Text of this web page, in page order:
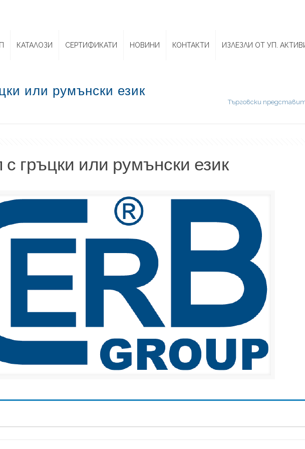
КАТАЛОЗИ СЕРТИФИКАТИ НОВИНИ КОНТАКТИ ИЗЛЕЗЛИ ОТ УП.
или румънски език
Търговски
гръцки или румънски език